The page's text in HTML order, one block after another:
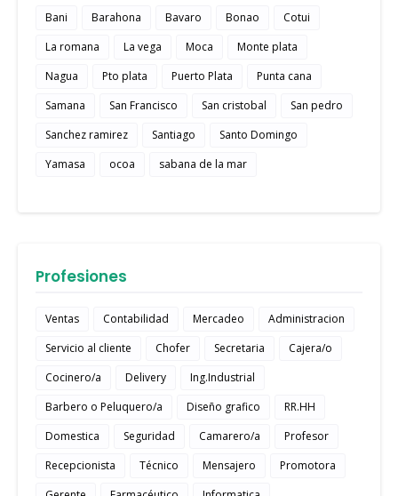
Bani Barahona Bavaro Bonao
Cotui
La romana
La vega Moca
Monte plata
Nagua
Pto plata Puerto Plata
Punta cana
Samana
San Francisco San cristobal
San pedro
Sanchez ramirez
Santiago
Santo Domingo
Yamasa
ocoa sabana de la mar
Profesiones
Ventas Contabilidad Mercadeo
Administracion
Servicio al cliente
Chofer Secretaria
Cajera/o
Cocinero/a
Delivery
Ing.Industrial
Barbero o Peluquero/a
Diseño grafico
RR.HH
Domestica
Seguridad Camarero/a
Profesor
Recepcionista
Técnico Mensajero
Promotora